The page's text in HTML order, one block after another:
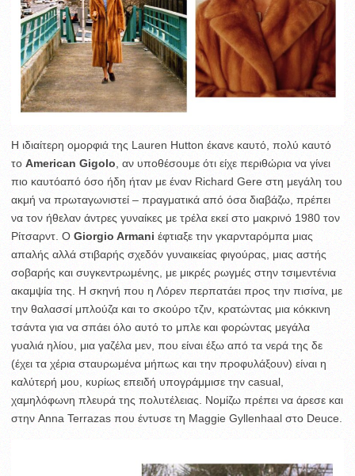
H ιδιαίτερη ομορφιά της Lauren Hutton έκανε καυτό, πολύ καυτό
το American Gigolo , αν υποθέσουμε ότι είχε περιθώρια να γίνει
πιο καυτόαπό όσο ήδη ήταν με έναν Richard Gere στη μεγάλη του
ακμή να πρωταγωνιστεί – πραγματικά από όσα διαβάζω, πρέπει
να τον ήθελαν άντρες γυναίκες με τρέλα εκεί στο μακρινό 1980 τον
Ρίτσαρντ. O Giorgio Armani έφτιαξε την γκαρνταρόμπα μιας
απαλής αλλά στιβαρής σχεδόν γυναικείας φιγούρας, μιας αστής
σοβαρής και συγκεντρωμένης, με μικρές ρωγμές στην τσιμεντένια
ακαμψία της. Η σκηνή που η Λόρεν περπατάει προς την πισίνα, με
την θαλασσί μπλούζα και το σκούρο τζιν, κρατώντας μια κόκκινη
τσάντα για να σπάει όλο αυτό το μπλε και φορώντας μεγάλα
γυαλιά ηλίου, μια γαζέλα μεν, που είναι έξω από τα νερά της δε
(έχει τα χέρια σταυρωμένα μήπως και την προφυλάξουν) είναι η
καλύτερή μου, κυρίως επειδή υπογράμμισε την casual,
χαμηλόφωνη πλευρά της πολυτέλειας. Νομίζω πρέπει να άρεσε και
στην Anna Terrazas που έντυσε τη Maggie Gyllenhaal στο Deuce.